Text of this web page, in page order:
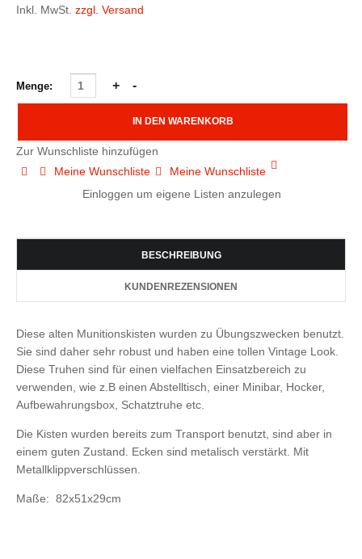
Inkl. MwSt. zzgl. Versand
Menge:
Zur Wunschliste hinzufügen
Meine Wunschliste
Meine Wunschliste
Einloggen um eigene Listen anzulegen
BESCHREIBUNG
KUNDENREZENSIONEN
Diese alten Munitionskisten wurden zu Übungszwecken benutzt.
Sie sind daher sehr robust und haben eine tollen Vintage Look.
Diese Truhen sind für einen vielfachen Einsatzbereich zu
verwenden, wie z.B einen Abstelltisch, einer Minibar, Hocker,
Aufbewahrungsbox, Schatztruhe etc.
Die Kisten wurden bereits zum Transport benutzt, sind aber in
einem guten Zustand. Ecken sind metalisch verstärkt. Mit
Metallklippverschlüssen.
Maße: 82x51x29cm